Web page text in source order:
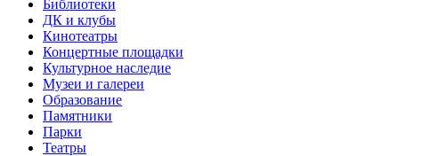
Библиотеки
ДК и клубы
Кинотеатры
Концертные площадки
Культурное наследие
Музеи и галереи
Образование
Памятники
Парки
Театры